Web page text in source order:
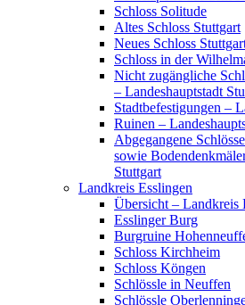
Schloss Solitude
Altes Schloss Stuttgart
Neues Schloss
Schloss in der
Nicht zugängliche
– Landeshauptstadt
Stadtbefestigungen –
Ruinen –
Abgegangene
sowie
Stuttgart
Landkreis Esslingen
Übersicht – Landkreis
Esslinger Burg
Burgruine
Schloss Kirchheim
Schloss Köngen
Schlössle in Neuffen
Schlössle